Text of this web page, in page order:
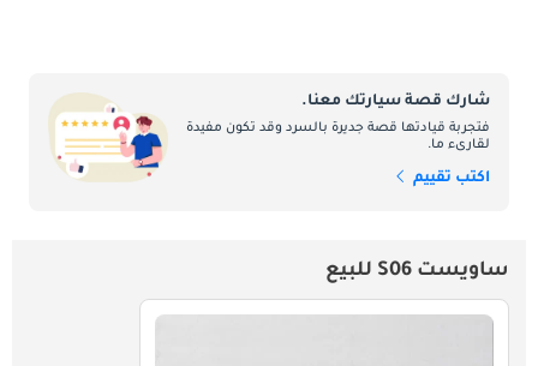
شارك قصة سيارتك معنا.
فتجربة قيادتها قصة جديرة بالسرد وقد تكون مفيدة
لقارىء ما.
اكتب تقييم
ساويست S06 للبيع